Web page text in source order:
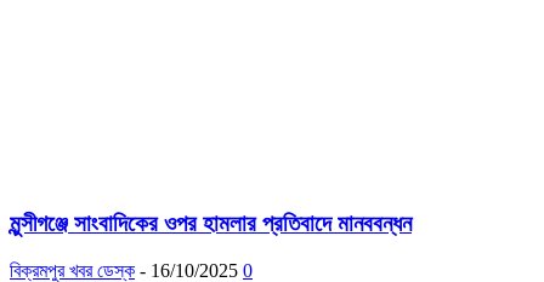
মুন্সীগঞ্জে সাংবাদিকের ওপর হামলার প্রতিবাদে মানববন্ধন
বিক্রমপুর খবর ডেস্ক - 16/10/2025 0